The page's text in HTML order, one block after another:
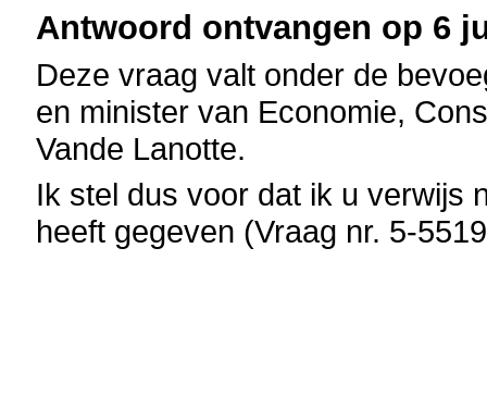
Antwoord ontvangen op 6
Deze vraag valt onder de
en minister van Economie,
Vande Lanotte.
Ik stel dus voor dat ik u verwijs
heeft gegeven (Vraag nr. 5-